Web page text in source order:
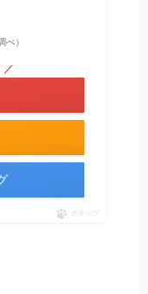
）
／
ポチップ